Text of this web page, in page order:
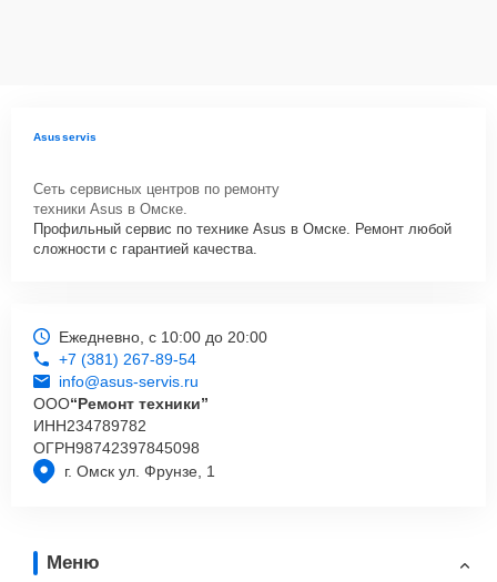
Asusservis
Сеть сервисных центров по ремонту
техники Asus в Омске.
Профильный сервис по технике Asus в Омске. Ремонт любой
сложности с гарантией качества.
г. Омск ул. Фрунзе, 1
Ежедневно, с 10:00 до 20:00
+7 (381) 267-89-54
info@asus-servis.ru
ООО“Ремонт техники”
ИНН234789782
ОГРН98742397845098
Меню